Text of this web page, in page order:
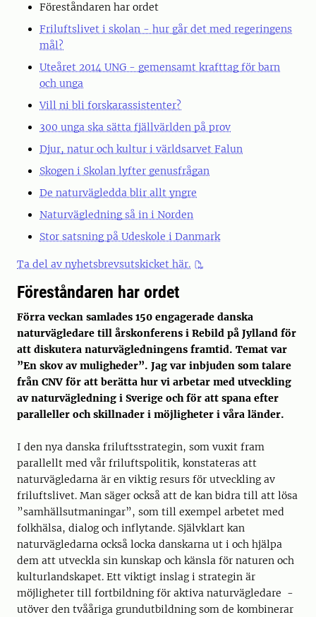
Föreståndaren har ordet
Friluftslivet i skolan - hur går det med regeringens
mål?
Uteåret 2014 UNG - gemensamt krafttag för barn
och unga
Vill ni bli forskarassistenter?
300 unga ska sätta fjällvärlden på prov
Djur, natur och kultur i världsarvet Falun
Skogen i Skolan lyfter genusfrågan
De naturvägledda blir allt yngre
Naturvägledning så in i Norden
Stor satsning på Udeskole i Danmark
Ta del av nyhetsbrevsutskicket här.
Föreståndaren har ordet
Förra veckan samlades 150 engagerade danska
naturvägledare till årskonferens i Rebild på Jylland för
att diskutera naturvägledningens framtid. Temat var
”En skov av muligheder”. Jag var inbjuden som talare
från CNV för att berätta hur vi arbetar med utveckling
av naturvägledning i Sverige och för att spana efter
paralleller och skillnader i möjligheter i våra länder.
I den nya danska friluftsstrategin, som vuxit fram
parallellt med vår friluftspolitik, konstateras att
naturvägledarna är en viktig resurs för utveckling av
friluftslivet. Man säger också att de kan bidra till att lösa
”samhällsutmaningar”, som till exempel arbetet med
folkhälsa, dialog och inflytande. Självklart kan
naturvägledarna också locka danskarna ut i och hjälpa
dem att utveckla sin kunskap och känsla för naturen och
kulturlandskapet. Ett viktigt inslag i strategin är
möjligheter till fortbildning för aktiva naturvägledare -
utöver den tvååriga grundutbildning som de kombinerar